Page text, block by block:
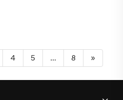
4 5 ... 8 »